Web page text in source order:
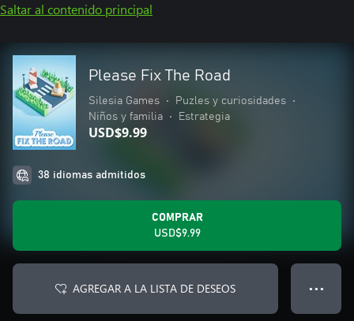
Saltar al contenido principal
Please Fix The Road
Silesia Games • Puzles y curiosidades
•
Niños y familia
• Estrategia
USD$9.99
38 idiomas admitidos
COMPRAR
USD$9.99
AGREGAR A LA LISTA DE DESEOS ● ● ●